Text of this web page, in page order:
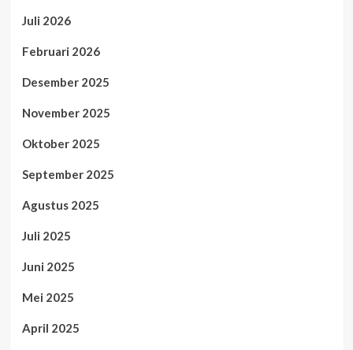
Juli 2026
Februari 2026
Desember 2025
November 2025
Oktober 2025
September 2025
Agustus 2025
Juli 2025
Juni 2025
Mei 2025
April 2025